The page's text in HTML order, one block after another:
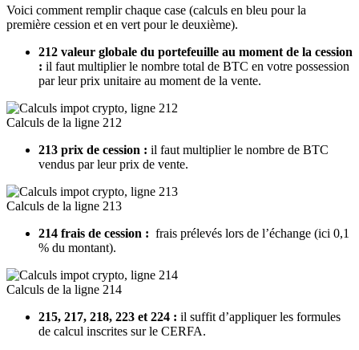
Voici comment remplir chaque case (calculs en bleu pour la
première cession et en vert pour le deuxième).
212 valeur globale du portefeuille au moment de la cession
: il faut multiplier le nombre total de BTC en votre possession
par leur prix unitaire au moment de la vente.
Calculs de la ligne 212
213 prix de cession : il faut multiplier le nombre de BTC
vendus par leur prix de vente.
Calculs de la ligne 213
214 frais de cession : frais prélevés lors de l’échange (ici 0,1
% du montant).
Calculs de la ligne 214
215, 217, 218, 223 et 224 : il suffit d’appliquer les formules
de calcul inscrites sur le CERFA.